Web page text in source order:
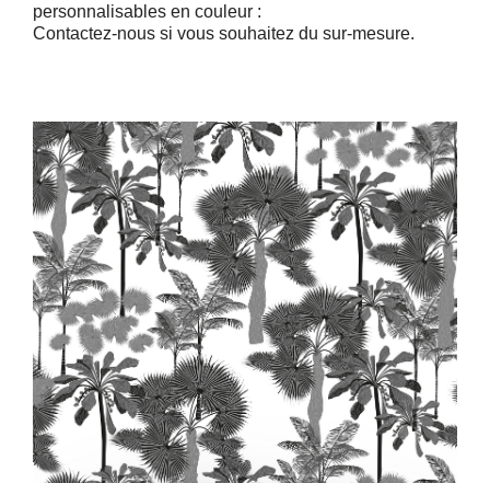
personnalisables en couleur :
Contactez-nous si vous souhaitez du sur-mesure.